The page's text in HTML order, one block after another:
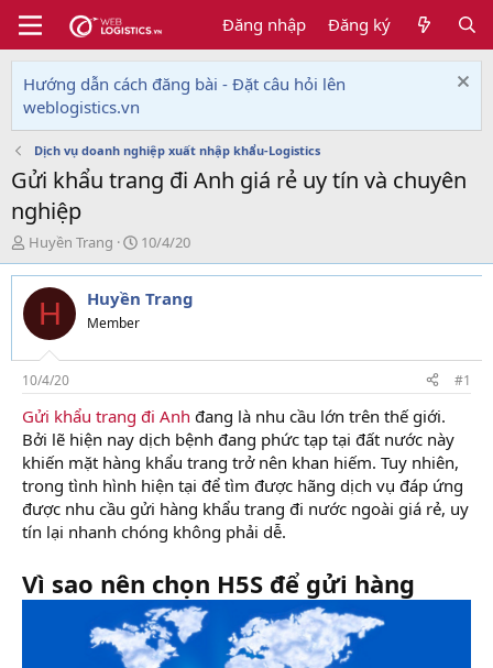
Đăng nhập Đăng ký
Hướng dẫn cách đăng bài - Đặt câu hỏi lên
weblogistics.vn
Dịch vụ doanh nghiệp xuất nhập khẩu-Logistics
Gửi khẩu trang đi Anh giá rẻ uy tín và chuyên
nghiệp
T
h
r
e
d
s
t
a
r
t
e
r
Huyền Trang
N
g
à
y
i
10/4/20
H Huyền Trang
Member
10/4/20 #1
Gửi khẩu trang đi Anh đang là nhu cầu lớn trên thế giới.
Bởi lẽ hiện nay dịch bệnh đang phức tạp tại đất nước này
khiến mặt hàng khẩu trang trở nên khan hiếm. Tuy nhiên,
trong tình hình hiện tại để tìm được hãng dịch vụ đáp ứng
được nhu cầu gửi hàng khẩu trang đi nước ngoài giá rẻ, uy
tín lại nhanh chóng không phải dễ.
Vì sao nên chọn H5S để gửi hàng